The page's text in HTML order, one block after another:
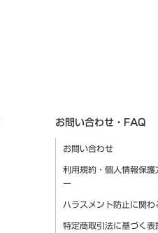
お問い合わせ・FAQ
お問い合わせ
利用規約・個人情報保
ー
ハラスメント防止に関わ
特定商取引法に基づく表